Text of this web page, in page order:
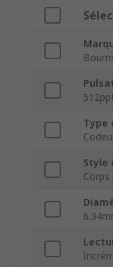
Type
Style
Corps